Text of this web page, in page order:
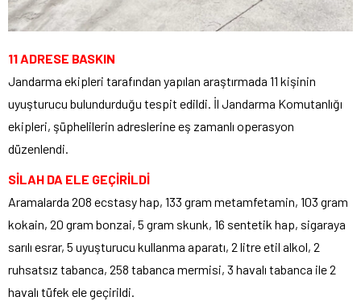
11 ADRESE BASKIN
Jandarma ekipleri tarafından yapılan araştırmada 11 kişinin
uyuşturucu bulundurduğu tespit edildi. İl Jandarma Komutanlığı
ekipleri, şüphelilerin adreslerine eş zamanlı operasyon
düzenlendi.
SİLAH DA ELE GEÇİRİLDİ
Aramalarda 208 ecstasy hap, 133 gram metamfetamin, 103 gram
kokain, 20 gram bonzai, 5 gram skunk, 16 sentetik hap, sigaraya
sarılı esrar, 5 uyuşturucu kullanma aparatı, 2 litre etil alkol, 2
ruhsatsız tabanca, 258 tabanca mermisi, 3 havalı tabanca ile 2
havalı tüfek ele geçirildi.